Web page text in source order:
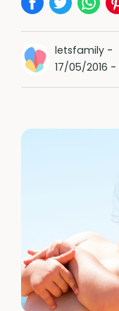
letsfamily -
17/05/2016 -